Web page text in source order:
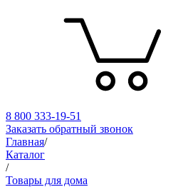
8 800 333-19-51
Заказать обратный звонок
Главная/
Каталог
/
Товары для дома